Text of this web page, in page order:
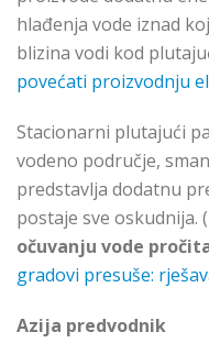
hlađenja vode iznad
blizina vodi kod
povećati proizvodnju
Stacionarni plutajući
vodeno područje,
predstavlja dodatnu
postaje sve oskudnija. (
očuvanju vode
gradovi presuše:
Azija predvodnik